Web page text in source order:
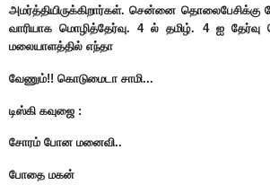
அமர்த்தியிருக்கிறார்கள். சென்னை
வாரியாக மொழித்தேர்வு. 4 ல் தமிழ். 4 ஐ தேர்வு
மலையாளத்தில் எந்தா
வேணும்!! கொடுமைடா சாமி...
டிஸ்கி கவுஜை :
சோரம் போன மனைவி..
போதை மகன்